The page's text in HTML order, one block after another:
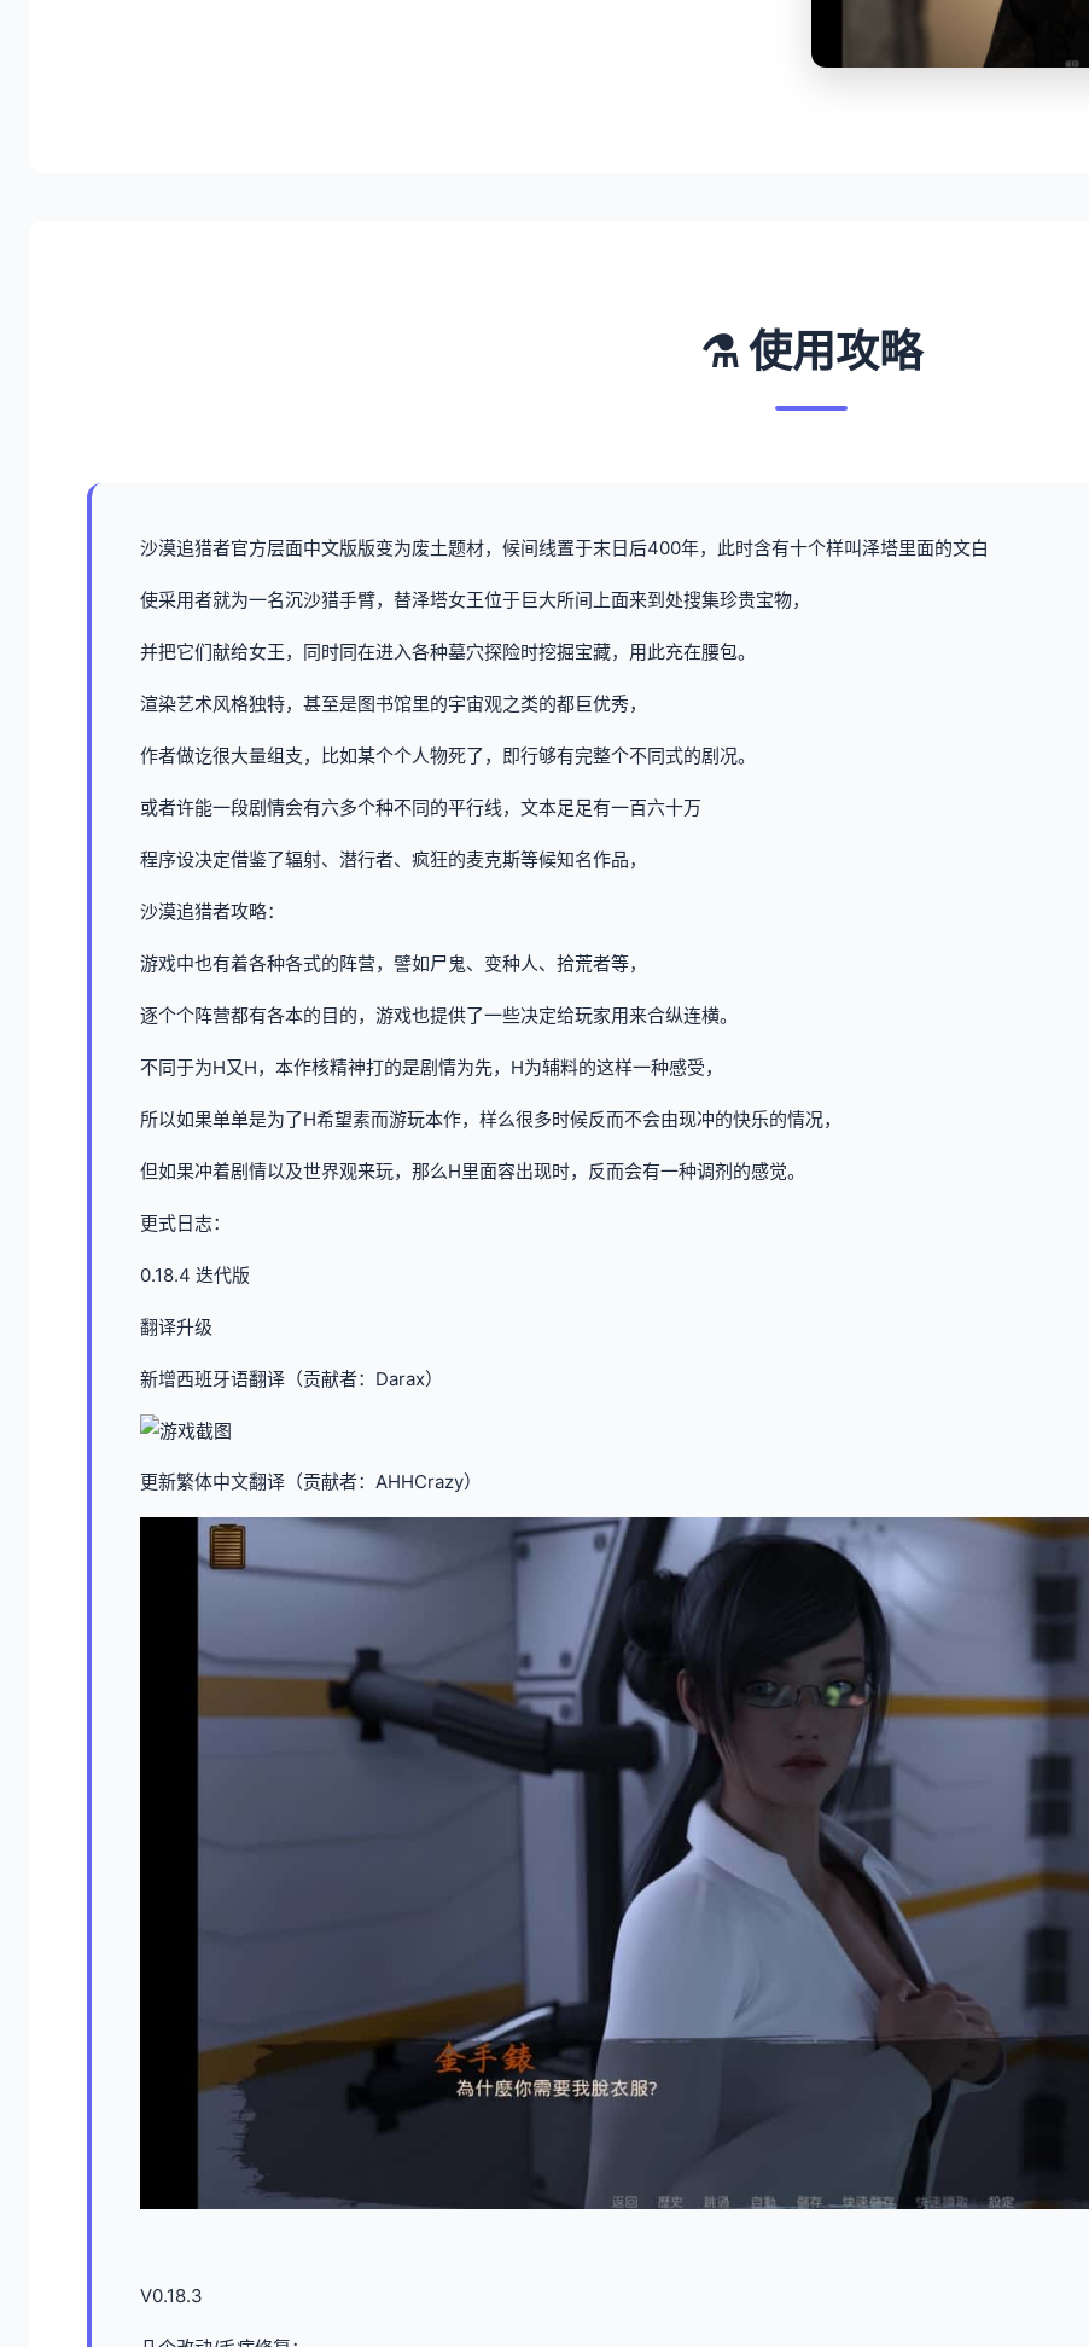
⚗️ 使用攻略
沙漠追猎者官方层面中文版版变为废土题材，候间线置于末日后400年，此时含有十个样叫泽塔里面的文白
使采用者就为一名沉沙猎手臂，替泽塔女王位于巨大所间上面来到处搜集珍贵宝物，
并把它们献给女王，同时同在进入各种墓穴探险时挖掘宝藏，用此充在腰包。
渲染艺术风格独特，甚至是图书馆里的宇宙观之类的都巨优秀，
作者做讫很大量组支，比如某个个人物死了，即行够有完整个不同式的剧况。
或者许能一段剧情会有六多个种不同的平行线，文本足足有一百六十万
程序设决定借鉴了辐射、潜行者、疯狂的麦克斯等候知名作品，
沙漠追猎者攻略：
游戏中也有着各种各式的阵营，譬如尸鬼、变种人、拾荒者等，
逐个个阵营都有各本的目的，游戏也提供了一些决定给玩家用来合纵连横。
不同于为H又H，本作核精神打的是剧情为先，H为辅料的这样一种感受，
所以如果单单是为了H希望素而游玩本作，样么很多时候反而不会由现冲的快乐的情况，
但如果冲着剧情以及世界观来玩，那么H里面容出现时，反而会有一种调剂的感觉。
更式日志：
0.18.4 迭代版
翻译升级
新增西班牙语翻译（贡献者：Darax）
更新繁体中文翻译（贡献者：AHHCrazy）
V0.18.3